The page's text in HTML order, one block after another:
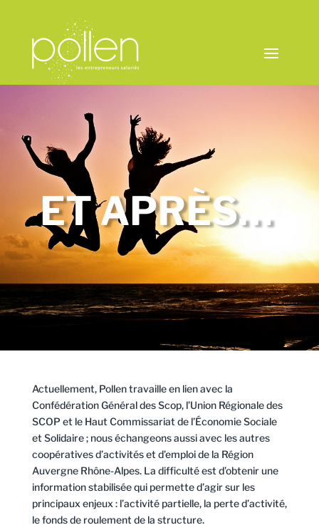
ET APRÈS…
Actuellement, Pollen travaille en lien avec la
Confédération Général des Scop, l’Union Régionale des
SCOP et le Haut Commissariat de l’Économie Sociale
et Solidaire ; nous échangeons aussi avec les autres
coopératives d’activités et d’emploi de la Région
Auvergne Rhône-Alpes. La difficulté est d’obtenir une
information stabilisée qui permette d’agir sur les
principaux enjeux : l’activité partielle, la perte d’activité,
le fonds de roulement de la structure.